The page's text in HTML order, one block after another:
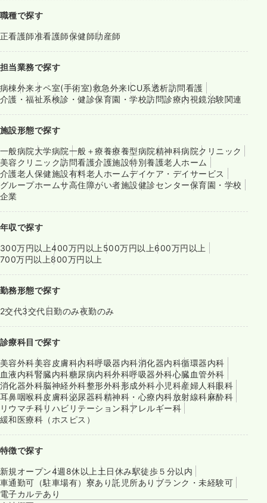
職種で探す
正看護師准看護師保健師助産師
担当業務で探す
病棟外来オペ室(手術室)救急外来ICU系透析訪問看護
介護・福祉系検診・健診保育園・学校訪問診療内視鏡治験関連
施設形態で探す
一般病院大学病院一般＋療養療養型病院精神科病院クリニック
美容クリニック訪問看護介護施設特別養護老人ホーム
介護老人保健施設有料老人ホームデイケア・デイサービス
グループホームサ高住障がい者施設健診センター保育園・学校
企業
年収で探す
300万円以上400万円以上 500万円以上600万円以上
700万円以上800万円以上
勤務形態で探す
2交代3交代日勤のみ夜勤のみ
診療科目で探す
美容外科美容皮膚科内科呼吸器内科消化器内科循環器内科
血液内科腎臓内科糖尿病内科外科呼吸器外科心臓血管外科
消化器外科脳神経外科整形外科形成外科小児科産婦人科眼科
耳鼻咽喉科皮膚科泌尿器科精神科・心療内科放射線科麻酔科
リウマチ科リハビリテーション科アレルギー科
緩和医療科（ホスピス）
特徴で探す
新規オープン4週8休以上 土日休み駅徒歩５分以内
車通勤可（駐車場有） 寮あり託児所あり ブランク・未経験可
電子カルテあり